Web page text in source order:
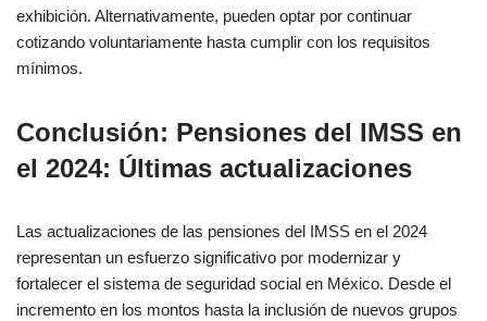
exhibición. Alternativamente, pueden optar por continuar
cotizando voluntariamente hasta cumplir con los requisitos
mínimos.
Conclusión: Pensiones del IMSS en
el 2024: Últimas actualizaciones
Las actualizaciones de las pensiones del IMSS en el 2024
representan un esfuerzo significativo por modernizar y
fortalecer el sistema de seguridad social en México. Desde el
incremento en los montos hasta la inclusión de nuevos grupos